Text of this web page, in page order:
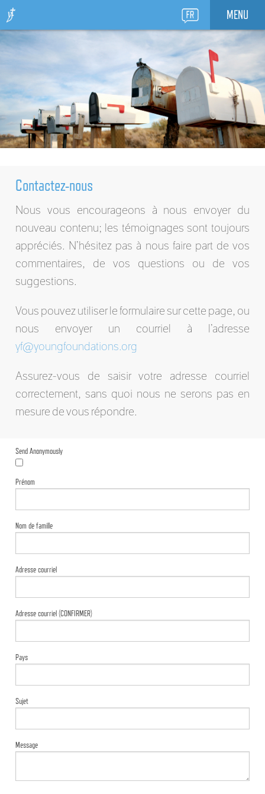
MENU
Contactez-nous
Nous vous encourageons à nous envoyer du
nouveau contenu; les témoignages sont toujours
appréciés. N’hésitez pas à nous faire part de vos
commentaires, de vos questions ou de vos
suggestions.
Vous pouvez utiliser le formulaire sur cette page, ou
nous envoyer un courriel à l’adresse
yf@youngfoundations.org
Assurez-vous de saisir votre adresse courriel
correctement, sans quoi nous ne serons pas en
mesure de vous répondre.
Send Anonymously
Prénom
Nom de famille
Adresse courriel
Adresse courriel (CONFIRMER)
Pays
Sujet
Message